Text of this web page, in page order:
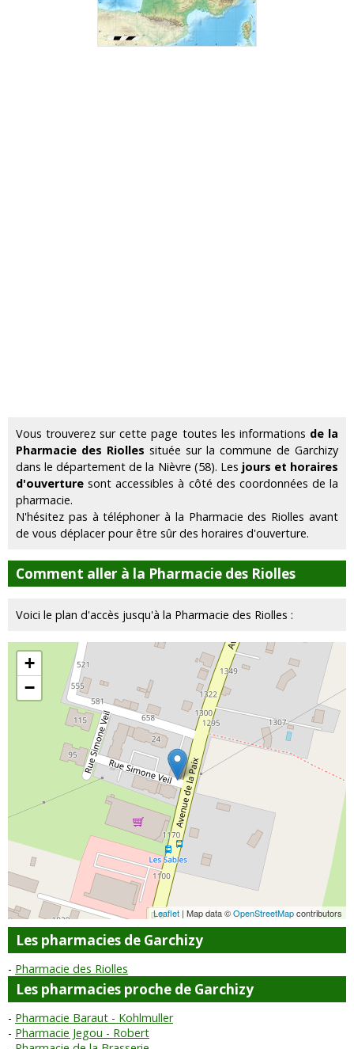
Vous trouverez sur cette page toutes les informations de la
Pharmacie des Riolles située sur la commune de Garchizy
dans le département de la Nièvre (58). Les jours et horaires
d'ouverture sont accessibles à côté des coordonnées de la
pharmacie.
N'hésitez pas à téléphoner à la Pharmacie des Riolles avant
de vous déplacer pour être sûr des horaires d'ouverture.
Comment aller à la Pharmacie des Riolles
Voici le plan d'accès jusqu'à la Pharmacie des Riolles :
+
−
Leaflet | Map data ©OpenStreetMapcontributors
Les pharmacies de Garchizy
Pharmacie des Riolles
Les pharmacies proche de Garchizy
Pharmacie Baraut - Kohlmuller
Pharmacie Jegou - Robert